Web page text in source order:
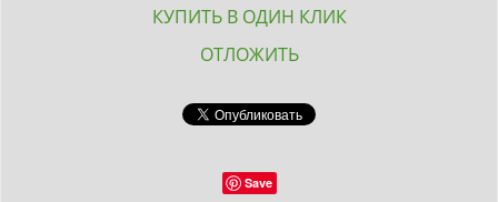
КУПИТЬ В ОДИН КЛИК
ОТЛОЖИТЬ
Save